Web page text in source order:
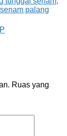
Ruas yang